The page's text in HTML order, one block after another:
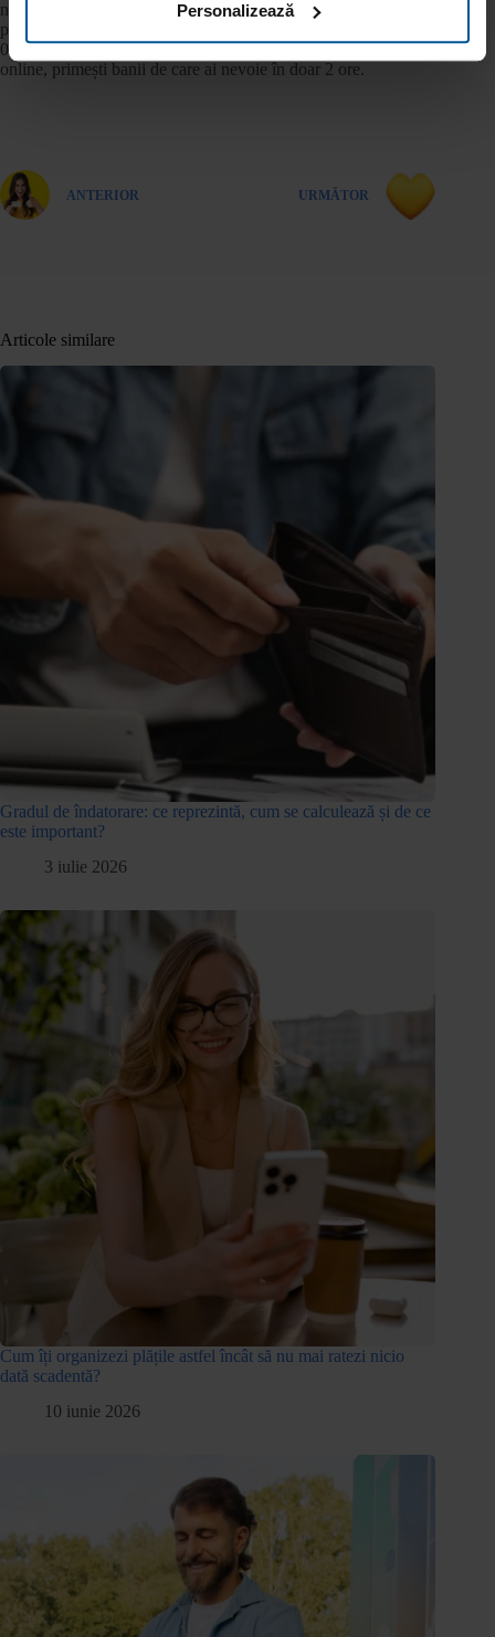
Personalizează
neprevăzute. Poți împrumuta online, de pe
www.vivacredit.ro
până la 3000 lei și beneficiezi de dobânda promoțională de
0.0% în primele 30 de zile. După completarea formularului
online, primești banii de care ai nevoie în doar 2 ore.
ANTERIOR URMĂTOR
Articole similare
Gradul de îndatorare: ce reprezintă, cum se calculează și de ce
este important?
3 iulie 2026
Cum îți organizezi plățile astfel încât să nu mai ratezi nicio
dată scadentă?
10 iunie 2026